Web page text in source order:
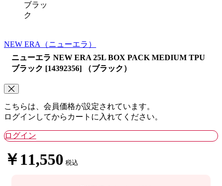
ブラッ
ク
NEW ERA
（ニューエラ）
ニューエラ NEW ERA 25L BOX PACK MEDIUM TPU
ブラック [14392356] （ブラック）
こちらは、会員価格が設定されています。
ログインしてからカートに入れてください。
ログイン
￥11,550 税込